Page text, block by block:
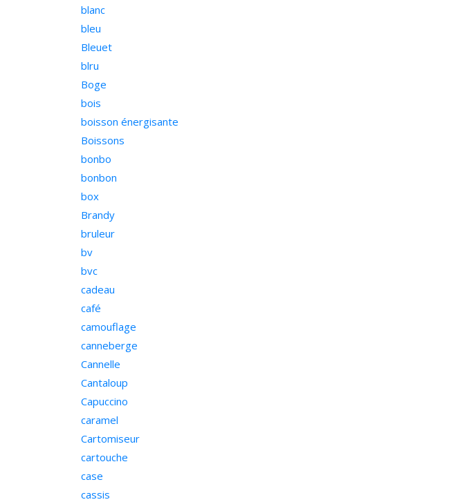
blanc
bleu
Bleuet
blru
Boge
bois
boisson énergisante
Boissons
bonbo
bonbon
box
Brandy
bruleur
bv
bvc
cadeau
café
camouflage
canneberge
Cannelle
Cantaloup
Capuccino
caramel
Cartomiseur
cartouche
case
cassis